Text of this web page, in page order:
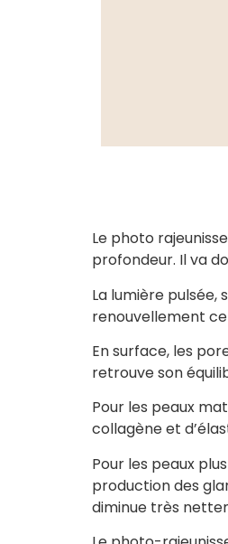
Le photo
profondeur. Il va
La lumière
renouvellement
En surface, les
retrouve son
Pour les peaux
collagène et
Pour les peaux
production des
diminue très